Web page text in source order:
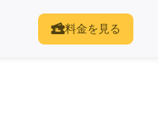
料金を見る